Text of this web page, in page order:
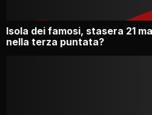
Isola dei famosi, stasera 21
nella terza puntata?